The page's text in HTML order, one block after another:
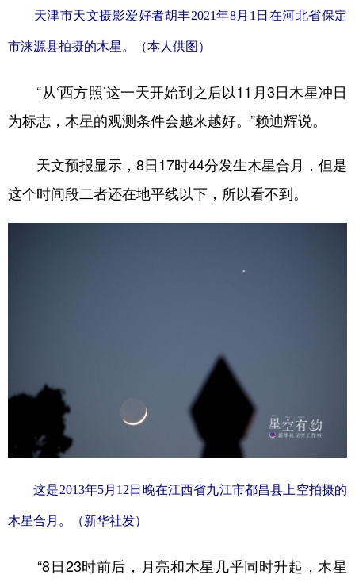
天津市天文摄影爱好者胡丰2021年8月1日在河北省保定
市涞源县拍摄的木星。（本人供图）
“从‘西方照’这一天开始到之后以11月3日木星冲日
为标志，木星的观测条件会越来越好。”赖迪辉说。
天文预报显示，8日17时44分发生木星合月，但是
这个时间段二者还在地平线以下，所以看不到。
这是2013年5月12日晚在江西省九江市都昌县上空拍摄的
木星合月。（新华社发）
“8日23时前后，月亮和木星几乎同时升起，木星